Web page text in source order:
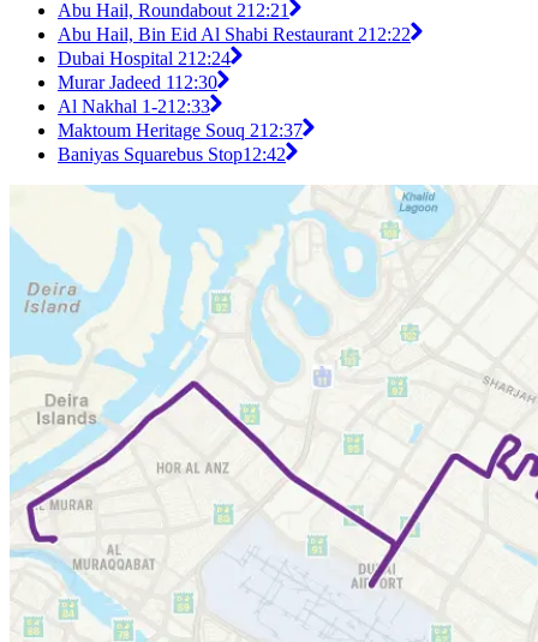
Abu Hail, Roundabout 212:21
Abu Hail, Bin Eid Al Shabi Restaurant 212:22
Dubai Hospital 212:24
Murar Jadeed 112:30
Al Nakhal 1-212:33
Maktoum Heritage Souq 212:37
Baniyas Squarebus Stop12:42